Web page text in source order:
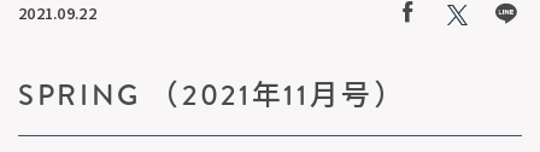
2021.09.22
SPRING （2021年11月号）